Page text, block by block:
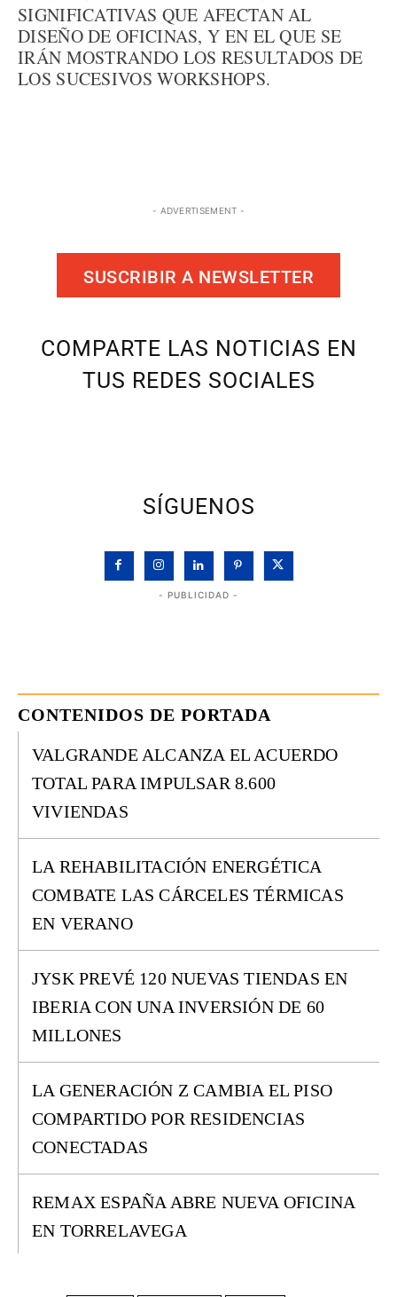
SIGNIFICATIVAS QUE AFECTAN AL
DISEÑO DE OFICINAS, Y EN EL QUE SE
IRÁN MOSTRANDO LOS RESULTADOS DE
LOS SUCESIVOS WORKSHOPS.
- ADVERTISEMENT -
SUSCRIBIR A NEWSLETTER
COMPARTE LAS NOTICIAS EN
TUS REDES SOCIALES
SÍGUENOS
- PUBLICIDAD -
CONTENIDOS DE PORTADA
VALGRANDE ALCANZA EL ACUERDO
TOTAL PARA IMPULSAR 8.600
VIVIENDAS
LA REHABILITACIÓN ENERGÉTICA
COMBATE LAS CÁRCELES TÉRMICAS
EN VERANO
JYSK PREVÉ 120 NUEVAS TIENDAS EN
IBERIA CON UNA INVERSIÓN DE 60
MILLONES
LA GENERACIÓN Z CAMBIA EL PISO
COMPARTIDO POR RESIDENCIAS
CONECTADAS
REMAX ESPAÑA ABRE NUEVA OFICINA
EN TORRELAVEGA